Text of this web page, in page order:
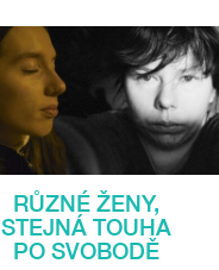
RŮZNÉ ŽENY,
STEJNÁ TOUHA
PO SVOBODĚ